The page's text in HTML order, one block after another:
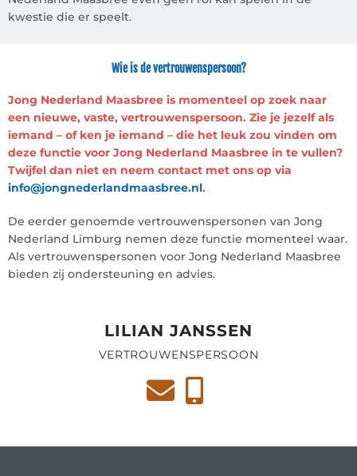
kwestie die er speelt.
Wie is de vertrouwenspersoon?
Jong Nederland Maasbree is momenteel op zoek naar
een nieuwe, vaste, vertrouwenspersoon. Zie je jezelf als
iemand – of ken je iemand – die het leuk zou vinden om
deze functie voor Jong Nederland Maasbree in te vullen?
Twijfel dan niet en neem contact met ons op via
info@jongnederlandmaasbree.nl.
De eerder genoemde vertrouwenspersonen van Jong
Nederland Limburg nemen deze functie momenteel waar.
Als vertrouwenspersonen voor Jong Nederland Maasbree
bieden zij ondersteuning en advies.
LILIAN JANSSEN
VERTROUWENSPERSOON